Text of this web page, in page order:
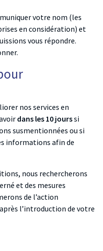
votre nom (les
en considération) et
vous répondre.
nos services en
dans les 10 jourssi
susmentionnées ou si
informations afin de
nous rechercherons
et des mesures
de l’action
après l’introduction de votre